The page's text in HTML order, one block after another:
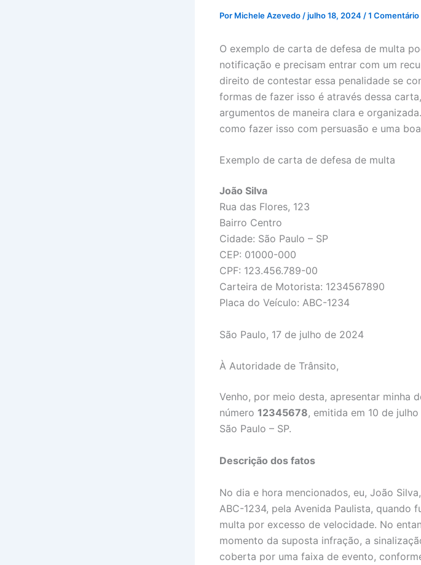
Por Michele Azevedo /julho 18, 2024 /1 Comentário
O exemplo de carta de defesa de multa
notificação e precisam entrar com um
direito de contestar essa penalidade se
formas de fazer isso é através dessa
argumentos de maneira clara e
como fazer isso com persuasão e uma
Exemplo de carta de defesa de multa
João Silva
Rua das Flores, 123
Bairro Centro
Cidade: São Paulo – SP
CEP: 01000-000
CPF: 123.456.789-00
Carteira de Motorista: 1234567890
Placa do Veículo: ABC-1234
São Paulo, 17 de julho de 2024
À Autoridade de Trânsito,
Venho, por meio desta, apresentar minha
número 12345678, emitida em 10 de
São Paulo – SP.
Descrição dos fatos
No dia e hora mencionados, eu, João
ABC-1234, pela Avenida Paulista,
multa por excesso de velocidade. No
momento da suposta infração, a
coberta por uma faixa de evento,